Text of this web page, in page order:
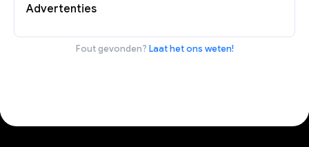
Advertenties
Fout gevonden? Laat het ons weten!